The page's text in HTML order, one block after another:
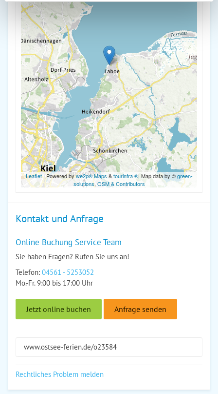
Leaflet| Powered bywe2p® Maps &tourinfra ®| Map data by ©green-
solutions, OSM & Contributors
Kontakt und Anfrage
Online Buchung Service Team
Sie haben Fragen? Rufen Sie uns an!
Telefon: 04561 - 5253052
Mo.-Fr. 9:00 bis 17:00 Uhr
Jetzt online buchen Anfrage senden
www.ostsee-ferien.de/o23584
Rechtliches Problem melden